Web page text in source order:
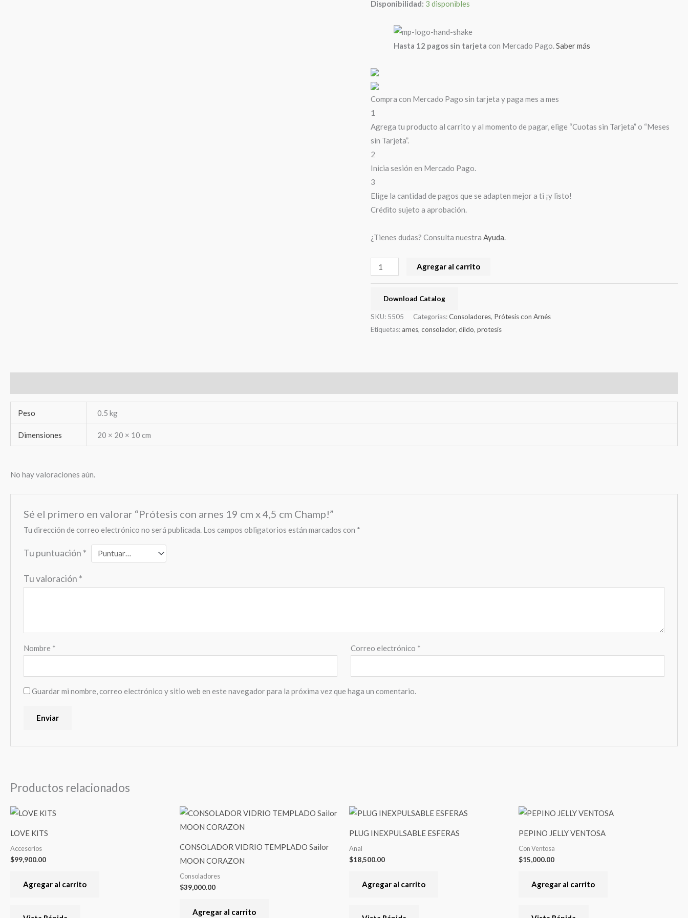
Disponibilidad: 3 disponibles
Hasta 12 pagos sin tarjeta con Mercado Pago.Saber más
Compra con Mercado Pago sin tarjeta y paga mes a mes
1
Agrega tu producto al carrito y al momento de pagar, elige “Cuotas sin Tarjeta” o “Meses
sin Tarjeta”.
2
Inicia sesión en Mercado Pago.
3
Elige la cantidad de pagos que se adapten mejor a ti ¡y listo!
Crédito sujeto a aprobación.
¿Tienes dudas? Consulta nuestraAyuda.
cantidad
Agregar al carrito
Download Catalog
SKU: 5505 Categorías:Consoladores, Prótesis con Arnés
Etiquetas:arnes,consolador,dildo,protesis
Peso 0.5 kg
Dimensiones 20 × 20 × 10 cm
No hay valoraciones aún.
Sé el primero en valorar “Prótesis con arnes 19 cm x 4,5 cm Champ!”
Tu dirección de correo electrónico no será publicada. Los campos obligatorios están marcados con *
Tu puntuación *
Tu valoración *
Nombre * Correo electrónico *
Guardar mi nombre, correo electrónico y sitio web en este navegador para la próxima vez que haga un comentario.
Productos relacionados
LOVE KITS
Accesorios
$99,900.00
Agregar al carrito
CONSOLADOR VIDRIO TEMPLADO Sailor
MOON CORAZON
Consoladores
$39,000.00
Agregar al carrito
PLUG INEXPULSABLE ESFERAS
Anal
$18,500.00
Agregar al carrito
PEPINO JELLY VENTOSA
Con Ventosa
$15,000.00
Agregar al carrito